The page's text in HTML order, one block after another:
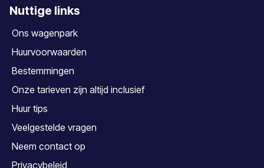
Nuttige links
Ons wagenpark
Huurvoorwaarden
Bestemmingen
Onze tarieven zijn altijd inclusief
Huur tips
Veelgestelde vragen
Neem contact op
Privacybeleid